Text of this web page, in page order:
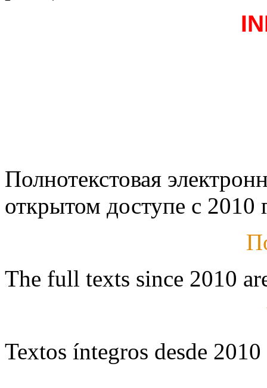
Полнотекстовая
открытом доступе с 2010
The full texts since 2010
Textos íntegros desde